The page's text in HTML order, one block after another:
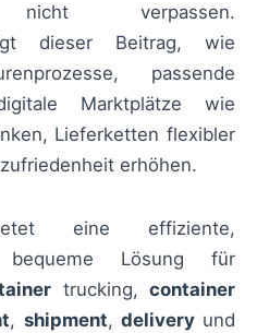
nicht verpassen.
dieser Beitrag, wie
passende
Marktplätze wie
Lieferketten flexibler
erhöhen.
eine effiziente,
bequeme Lösung für
trucking, container
, shipment, deliveryund